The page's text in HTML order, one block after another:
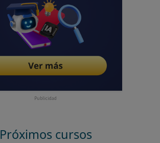
Publicidad
Próximos cursos